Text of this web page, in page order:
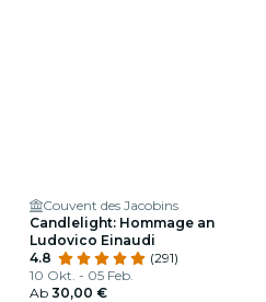
Couvent des Jacobins
Candlelight: Hommage an
Ludovico Einaudi
4.8
(291)
10 Okt. - 05 Feb.
Ab 30,00 €